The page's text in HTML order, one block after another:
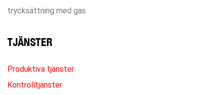
trycksättning med gas
TJÄNSTER
Produktiva tjänster
Kontrolltjänster